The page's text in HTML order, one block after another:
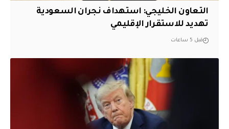
التعاون الخليجي: استهداف نجران السعودية
تهديد للاستقرار الإقليمي
قبل 5 ساعات